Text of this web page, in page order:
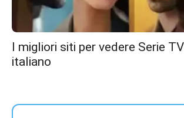
I migliori siti per vedere Serie
italiano